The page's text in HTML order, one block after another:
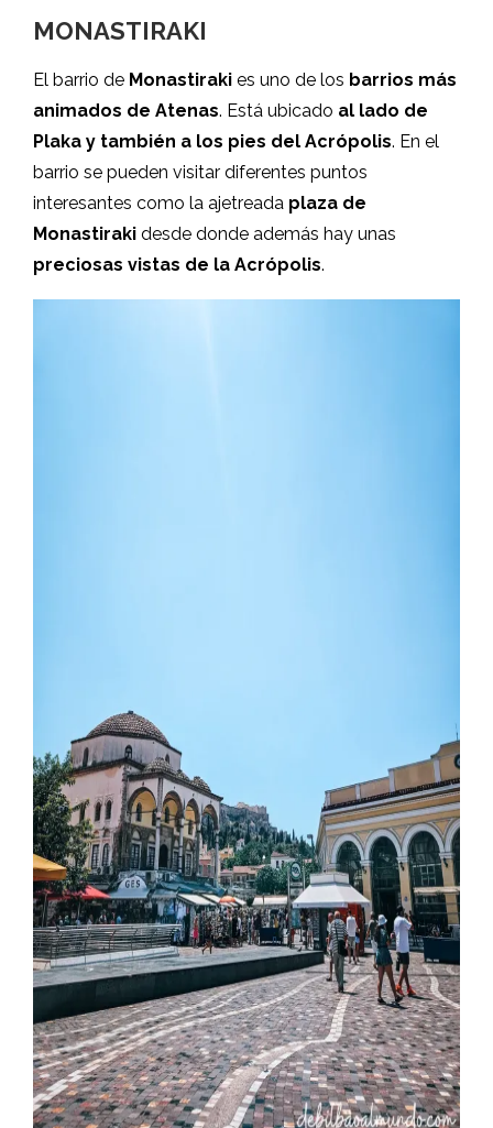
MONASTIRAKI
El barrio de Monastiraki es uno de los barrios más
animados de Atenas. Está ubicado al lado de
Plaka y también a los pies del Acrópolis. En el
barrio se pueden visitar diferentes puntos
interesantes como la ajetreada plaza de
Monastiraki desde donde además hay unas
preciosas vistas de la Acrópolis.